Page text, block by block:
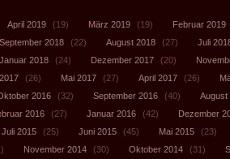
April 2019 (19) März 2019 (19) Februar 2019
September 2018 (22) August 2018 (27)
Juli
Januar 2018 (24) Dezember 2017 (20)
(26) Mai 2017 (27) April 2017 (26)
2016 (32) September 2016 (40)
August
2016 (27) Januar 2016 (42)
Dezember
Juli 2015 (25) Juni 2015 (45) Mai 2015
(23)
November 2014 (30) Oktober 2014 (31)